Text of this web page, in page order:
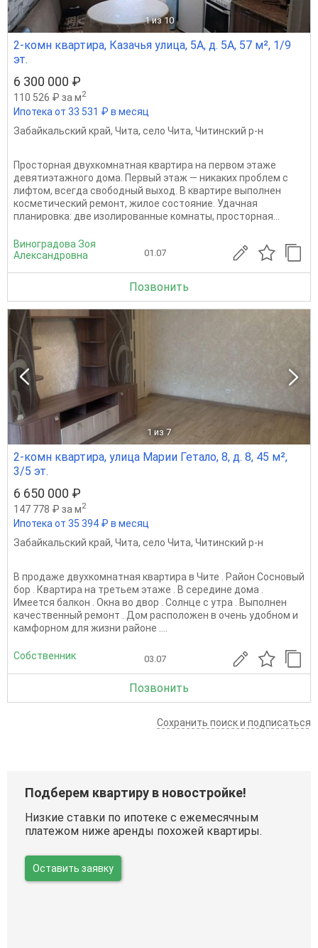
1 из 10
2-комн квартира, Казачья улица, 5А, д. 5А, 57 м², 1/9
эт.
6 300 000 ₽
110 526 ₽ за м2
Ипотека от 33 531 ₽ в месяц
Забайкальский край, Чита, село Чита, Читинский р-н
Просторная двухкомнатная квартира на первом этаже
девятиэтажного дома. Первый этаж — никаких проблем с
лифтом, всегда свободный выход. В квартире выполнен
косметический ремонт, жилое состояние. Удачная
планировка: две изолированные комнаты, просторная...
Виноградова Зоя
Александровна
01.07
Позвонить
1 из 7
2-комн квартира, улица Марии Гетало, 8, д. 8, 45 м²,
3/5 эт.
6 650 000 ₽
147 778 ₽ за м2
Ипотека от 35 394 ₽ в месяц
Забайкальский край, Чита, село Чита, Читинский р-н
В продаже двухкомнатная квартира в Чите . Район Сосновый
бор . Квартира на третьем этаже . В середине дома .
Имеется балкон . Окна во двор . Солнце с утра . Выполнен
качественный ремонт . Дом расположен в очень удобном и
камфорном для жизни районе ....
Собственник 03.07
Позвонить
Сохранить поиск и подписаться
Подберем квартиру в новостройке!
Низкие ставки по ипотеке с ежемесячным
платежом ниже аренды похожей квартиры.
Оставить заявку